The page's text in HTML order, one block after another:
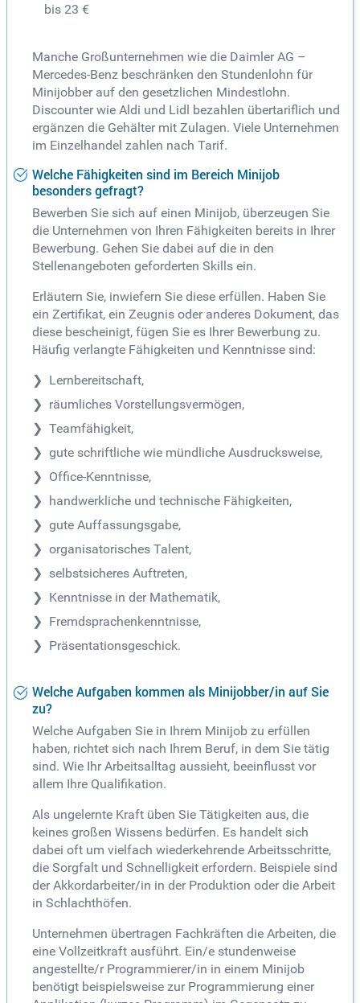
bis 23 €
Manche Großunternehmen wie die Daimler AG –
Mercedes-Benz beschränken den Stundenlohn für
Minijobber auf den gesetzlichen Mindestlohn.
Discounter wie Aldi und Lidl bezahlen übertariflich und
ergänzen die Gehälter mit Zulagen. Viele Unternehmen
im Einzelhandel zahlen nach Tarif.
Welche Fähigkeiten sind im Bereich Minijob
besonders gefragt?
Bewerben Sie sich auf einen Minijob, überzeugen Sie
die Unternehmen von Ihren Fähigkeiten bereits in Ihrer
Bewerbung. Gehen Sie dabei auf die in den
Stellenangeboten geforderten Skills ein.
Erläutern Sie, inwiefern Sie diese erfüllen. Haben Sie
ein Zertifikat, ein Zeugnis oder anderes Dokument, das
diese bescheinigt, fügen Sie es Ihrer Bewerbung zu.
Häufig verlangte Fähigkeiten und Kenntnisse sind:
Lernbereitschaft,
räumliches Vorstellungsvermögen,
Teamfähigkeit,
gute schriftliche wie mündliche Ausdrucksweise,
Office-Kenntnisse,
handwerkliche und technische Fähigkeiten,
gute Auffassungsgabe,
organisatorisches Talent,
selbstsicheres Auftreten,
Kenntnisse in der Mathematik,
Fremdsprachenkenntnisse,
Präsentationsgeschick.
Welche Aufgaben kommen als Minijobber/in auf Sie
zu?
Welche Aufgaben Sie in Ihrem Minijob zu erfüllen
haben, richtet sich nach Ihrem Beruf, in dem Sie tätig
sind. Wie Ihr Arbeitsalltag aussieht, beeinflusst vor
allem Ihre Qualifikation.
Als ungelernte Kraft üben Sie Tätigkeiten aus, die
keines großen Wissens bedürfen. Es handelt sich
dabei oft um vielfach wiederkehrende Arbeitsschritte,
die Sorgfalt und Schnelligkeit erfordern. Beispiele sind
der Akkordarbeiter/in in der Produktion oder die Arbeit
in Schlachthöfen.
Unternehmen übertragen Fachkräften die Arbeiten, die
eine Vollzeitkraft ausführt. Ein/e stundenweise
angestellte/r Programmierer/in in einem Minijob
benötigt beispielsweise zur Programmierung einer